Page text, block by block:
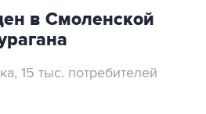
в Смоленской
15 тыс. потребителей